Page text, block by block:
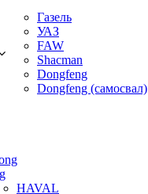
Газель
УАЗ
FAW
Shacman
Dongfeng
Dongfeng (самосвал)
HAVAL